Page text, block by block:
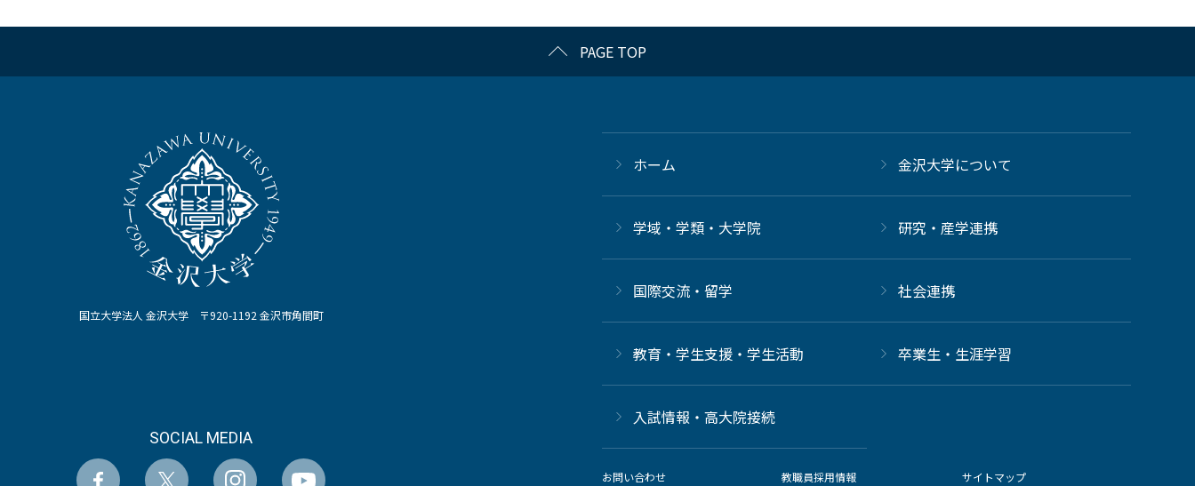
PAGE TOP
国立大学法人 金沢大学 〒920-1192 金沢市角間町
SOCIAL MEDIA
ホーム 金沢大学について
学域・学類・大学院 研究・産学連携
国際交流・留学 社会連携
教育・学生支援・学生活動 卒業生・生涯学習
⼊試情報・高大院接続
お問い合わせ 教職員採用情報 サイトマップ